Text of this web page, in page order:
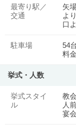
最寄り駅／
交通
矢
よ
口
駐車場
54
料
挙式・人数
挙式スタイ
ル
教
人
宴